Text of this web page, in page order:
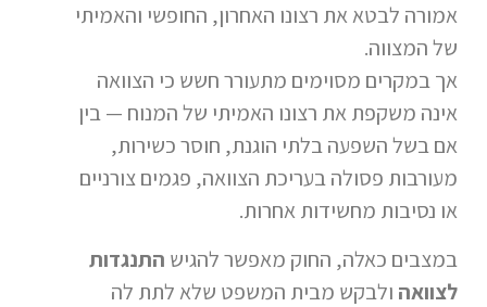
אמורה לבטא את רצונו האחרון, החופשי והאמיתי
של המצווה.
אך במקרים מסוימים מתעורר חשש כי הצוואה
אינה משקפת את רצונו האמיתי של המנוח — בין
אם בשל השפעה בלתי הוגנת, חוסר כשירות,
מעורבות פסולה בעריכת הצוואה, פגמים צורניים
או נסיבות מחשידות אחרות.
במצבים כאלה, החוק מאפשר להגיש התנגדות
לצוואה ולבקש מבית המשפט שלא לתת לה